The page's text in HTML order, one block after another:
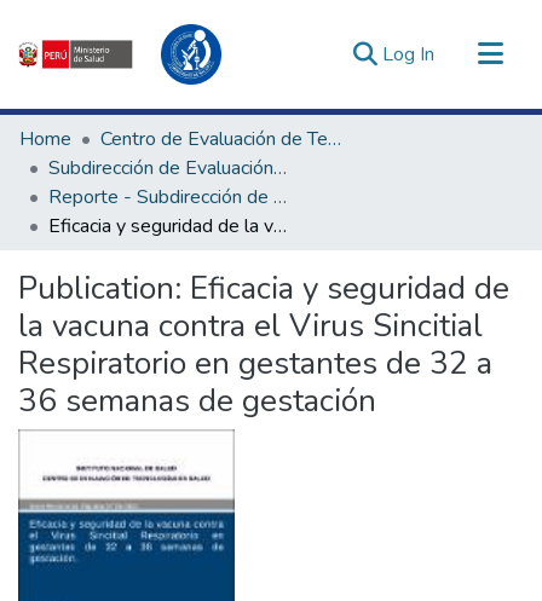
Log In (current)
Communities & Collections
All of DSpace
Statistics
Estadísticas Externas
Enlaces de interés ▾
Home
Centro de Evaluación de Tecnologías en Salud
Subdirección de Evaluación de Tecnologías Sanitarias
Reporte - Subdirección de Evaluación de Tecnologías Sanitarias
Eficacia y seguridad de la vacuna contra el Virus Sincitial Respiratorio en gestantes de 32 a 36 semanas de gestación
Publication: Eficacia y seguridad de
la vacuna contra el Virus Sincitial
Respiratorio en gestantes de 32 a
36 semanas de gestación